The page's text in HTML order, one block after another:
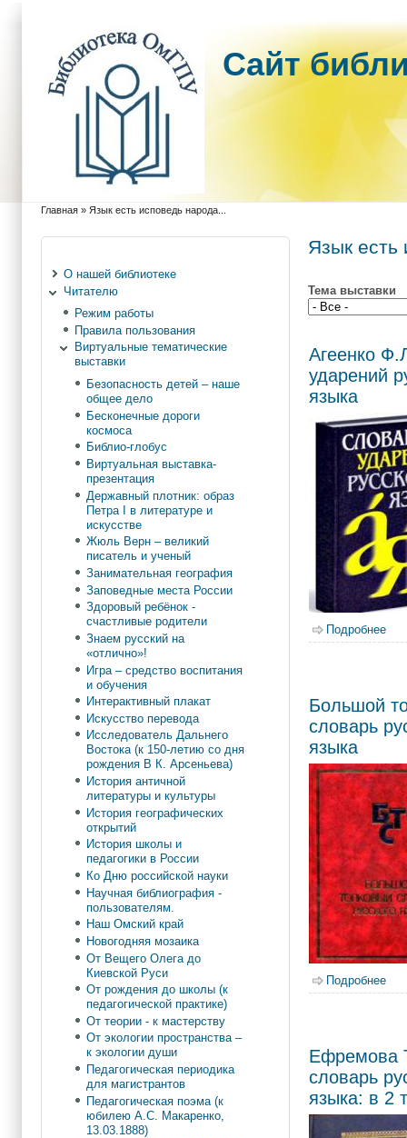
Cайт
Главная » Язык есть исповедь народа...
Язык есть
Тема выставки
Агеенко
ударений
языка
Подробнее
Большой
словарь
языка
Подробнее
Ефремова
словарь
языка: в 2
О нашей библиотеке
Читателю
Режим работы
Правила пользования
Виртуальные тематические
выставки
Безопасность детей – наше
общее дело
Бесконечные дороги
космоса
Библио-глобус
Виртуальная выставка-
презентация
Державный плотник: образ
Петра I в литературе и
искусстве
Жюль Верн – великий
писатель и ученый
Занимательная география
Заповедные места России
Здоровый ребёнок -
счастливые родители
Знаем русский на
«отлично»!
Игра – средство воспитания
и обучения
Интерактивный плакат
Искусство перевода
Исследователь Дальнего
Востока (к 150-летию со дня
рождения В К. Арсеньева)
История античной
литературы и культуры
История географических
открытий
История школы и
педагогики в России
Ко Дню российской науки
Научная библиография -
пользователям.
Наш Омский край
Новогодняя мозаика
От Вещего Олега до
Киевской Руси
От рождения до школы (к
педагогической практике)
От теории - к мастерству
От экологии пространства –
к экологии души
Педагогическая периодика
для магистрантов
Педагогическая поэма (к
юбилею А.С. Макаренко,
13.03.1888)